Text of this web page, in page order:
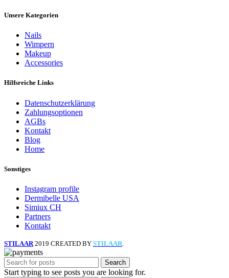
Unsere Kategorien
Nails
Wimpern
Makeup
Accessories
Hilfsreiche Links
Datenschutzerklärung
Zahlungsoptionen
AGBs
Kontakt
Blog
Home
Sonstiges
Instagram profile
Dermibelle USA
Simiux CH
Partners
Kontakt
STILAAR 2019 CREATED BY STILAAR.
Search
Start typing to see posts you are looking for.